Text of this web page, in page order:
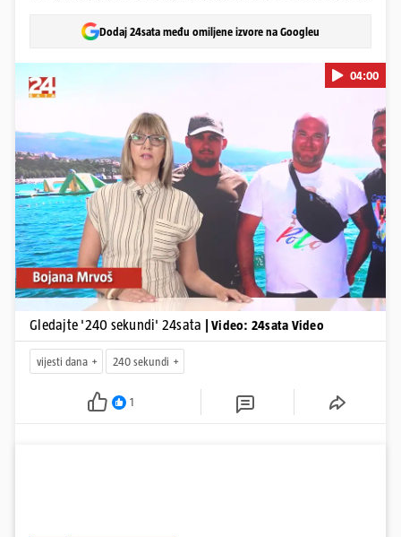
Dodaj 24sata među omiljene izvore na Googleu
Pokretanje videa...
04:00
Gledajte '240 sekundi' 24sata | Video: 24sata Video
vijesti dana 240 sekundi
1